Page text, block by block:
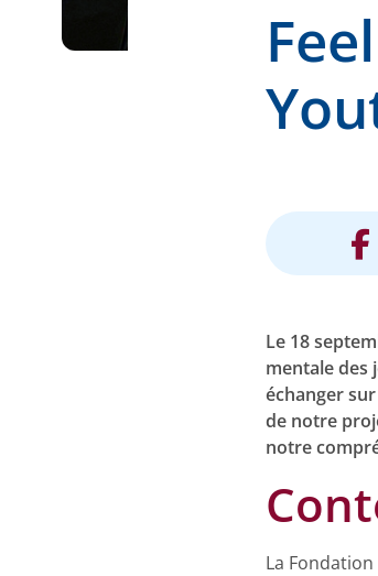
Le 18
mentale des
échanger
de notre
notre
La